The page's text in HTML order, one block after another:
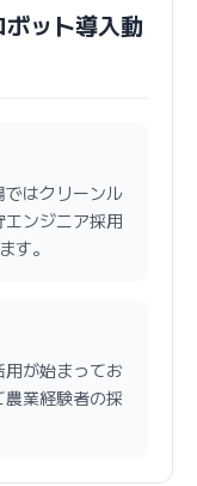
ット導入動
はクリーンル
ンジニア採用
す。
が始まってお
業経験者の採